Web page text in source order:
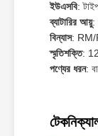
ইউএসবি:
ব্যাটারির আয়ু:
বিন্যাস: RM/
স্মৃতিশক্তি:
পণ্যের ধরন: